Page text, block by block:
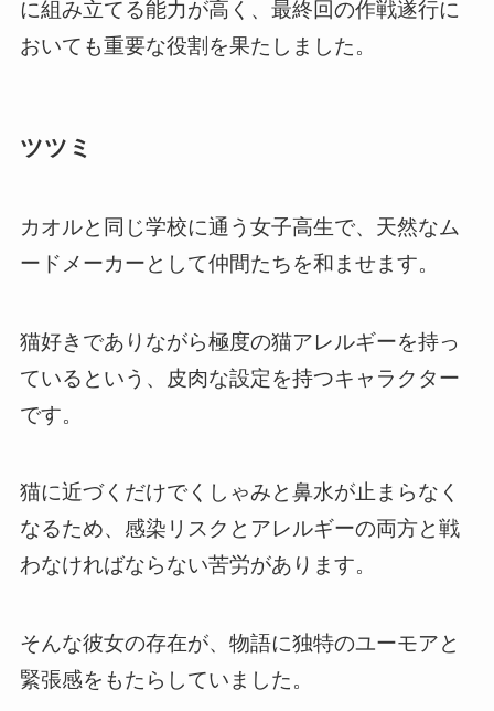
に組み立てる能力が高く、最終回の作戦遂行に
おいても重要な役割を果たしました。
ツツミ
カオルと同じ学校に通う女子高生で、天然なム
ードメーカーとして仲間たちを和ませます。
猫好きでありながら極度の猫アレルギーを持っ
ているという、皮肉な設定を持つキャラクター
です。
猫に近づくだけでくしゃみと鼻水が止まらなく
なるため、感染リスクとアレルギーの両方と戦
わなければならない苦労があります。
そんな彼女の存在が、物語に独特のユーモアと
緊張感をもたらしていました。